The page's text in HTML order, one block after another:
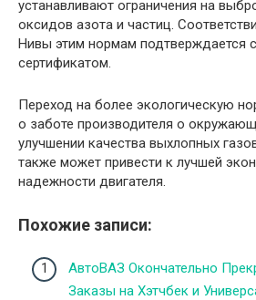
устанавливают ограничения на
оксидов азота и частиц.
Нивы этим нормам подтверждается
сертификатом.
Переход на более экологическую
о заботе производителя о
улучшении качества выхлопных
также может привести к лучшей
надежности двигателя.
Похожие записи:
АвтоВАЗ Окончательно
Заказы на Хэтчбек и